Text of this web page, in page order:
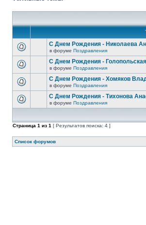
С Днем Рождения - Николаева
в форуме Поздравления
С Днем Рождения -
в форуме Поздравления
С Днем Рождения - Хомяков
в форуме Поздравления
С Днем Рождения - Тихонова
в форуме Поздравления
Страница 1 из 1 [ Результатов поиска: 4 ]
Список форумов